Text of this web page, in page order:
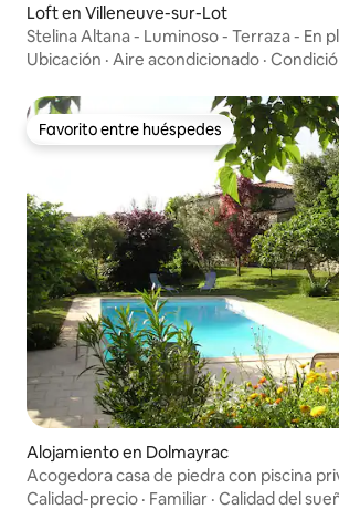
Loft en Villeneuve-sur-Lot
Stelina Altana - Luminoso - Terraza - En
Ubicación · Aire acondicionado ·
Favorito entre huéspedes
Favorito entre huéspedes
Alojamiento en Dolmayrac
Acogedora casa de piedra con piscina
Calidad-precio · Familiar · Calidad del